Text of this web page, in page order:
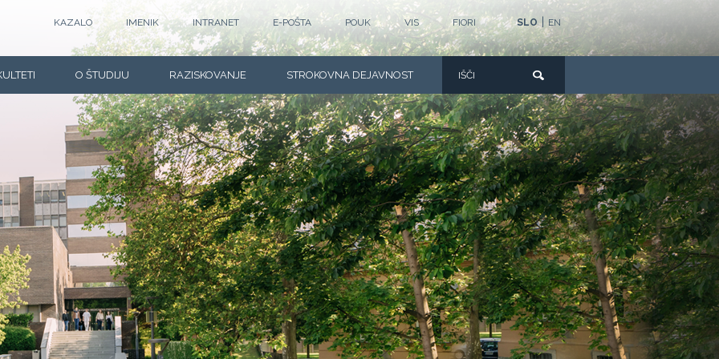
SLO EN
KAZALO IMENIK INTRANET E-POŠTA POUK VIS FIORI
O ŠTUDIJU RAZISKOVANJE STROKOVNA DEJAVNOST